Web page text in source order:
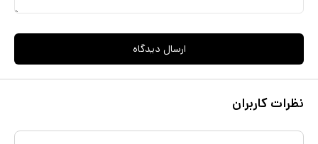
ارسال دیدگاه
نظرات کاربران